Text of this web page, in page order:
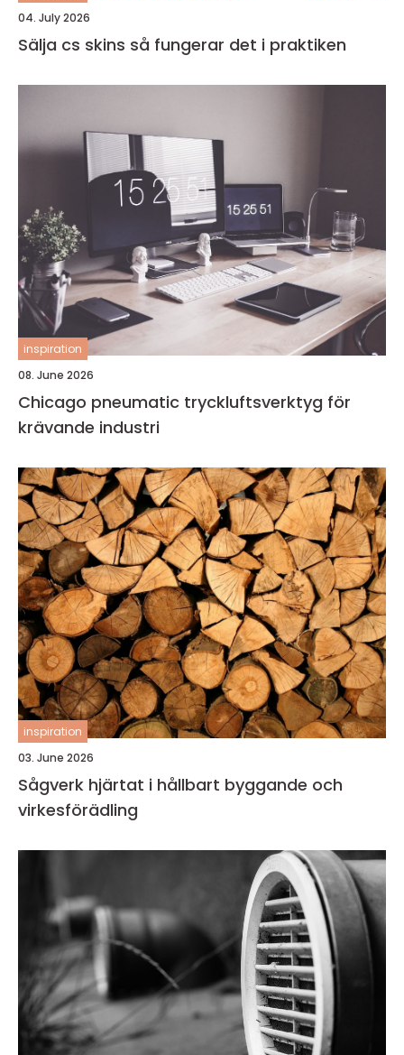
04. July 2026
Sälja cs skins så fungerar det i praktiken
inspiration
08. June 2026
Chicago pneumatic tryckluftsverktyg för
krävande industri
inspiration
03. June 2026
Sågverk hjärtat i hållbart byggande och
virkesförädling